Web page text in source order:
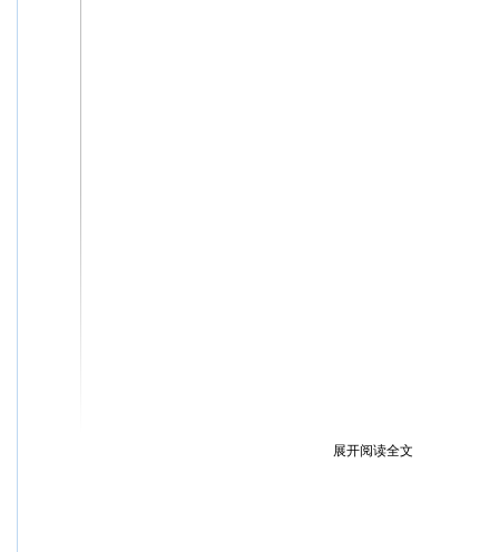
展开阅读全文